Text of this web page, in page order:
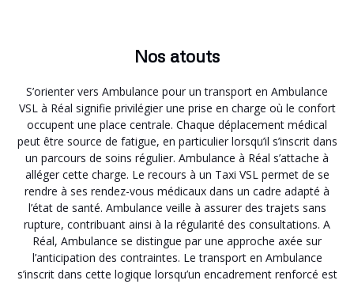
Nos atouts
S’orienter vers Ambulance pour un transport en Ambulance
VSL à Réal signifie privilégier une prise en charge où le confort
occupent une place centrale. Chaque déplacement médical
peut être source de fatigue, en particulier lorsqu’il s’inscrit dans
un parcours de soins régulier. Ambulance à Réal s’attache à
alléger cette charge. Le recours à un Taxi VSL permet de se
rendre à ses rendez-vous médicaux dans un cadre adapté à
l’état de santé. Ambulance veille à assurer des trajets sans
rupture, contribuant ainsi à la régularité des consultations. A
Réal, Ambulance se distingue par une approche axée sur
l’anticipation des contraintes. Le transport en Ambulance
s’inscrit dans cette logique lorsqu’un encadrement renforcé est